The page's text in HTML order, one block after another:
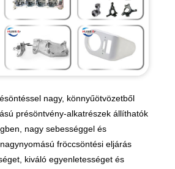
nagy, könnyűötvözetből
présöntvény-alkatrészek állíthatók
nagy sebességgel és
fröccsöntési eljárás
kiváló egyenletességet és